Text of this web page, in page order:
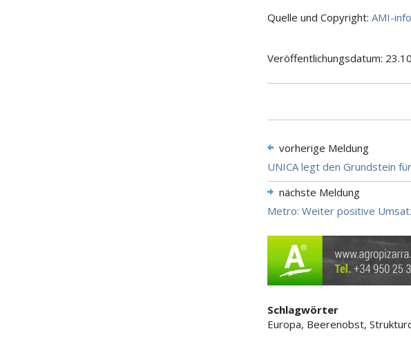
Quelle und Copyright: AMI-
Veröffentlichungsdatum:
vorherige Meldung
UNICA legt den Grundstein
nächste Meldung
Metro: Weiter positive
Schlagwörter
Europa, Beerenobst,